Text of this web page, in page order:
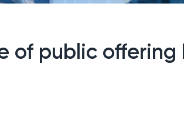
of public offering